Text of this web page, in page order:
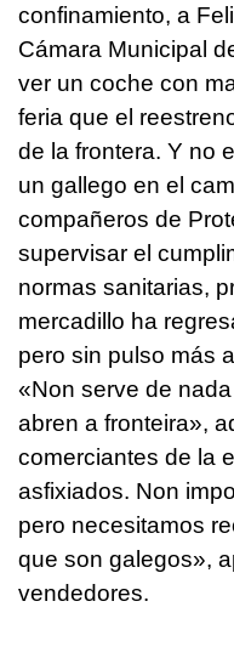
confinamiento, a
Cámara Municipal
ver un coche con
feria que el
de la frontera. Y no
un gallego en el
compañeros de
supervisar el
normas sanitarias,
mercadillo ha
pero sin pulso más
«Non serve de
abren a fronteira»,
comerciantes de la
asfixiados. Non
pero necesitamos
que son galegos»,
vendedores.